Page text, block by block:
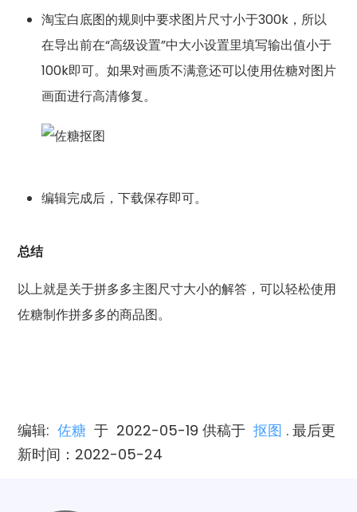
淘宝白底图的规则中要求图片尺寸小于300k，所以
在导出前在“高级设置”中大小设置里填写输出值小于
100k即可。如果对画质不满意还可以使用佐糖对图片
画面进行高清修复。
编辑完成后，下载保存即可。
总结
以上就是关于拼多多主图尺寸大小的解答，可以轻松使用
佐糖制作拼多多的商品图。
编辑: 佐糖 于 2022-05-19 供稿于 抠图 . 最后更
新时间：2022-05-24